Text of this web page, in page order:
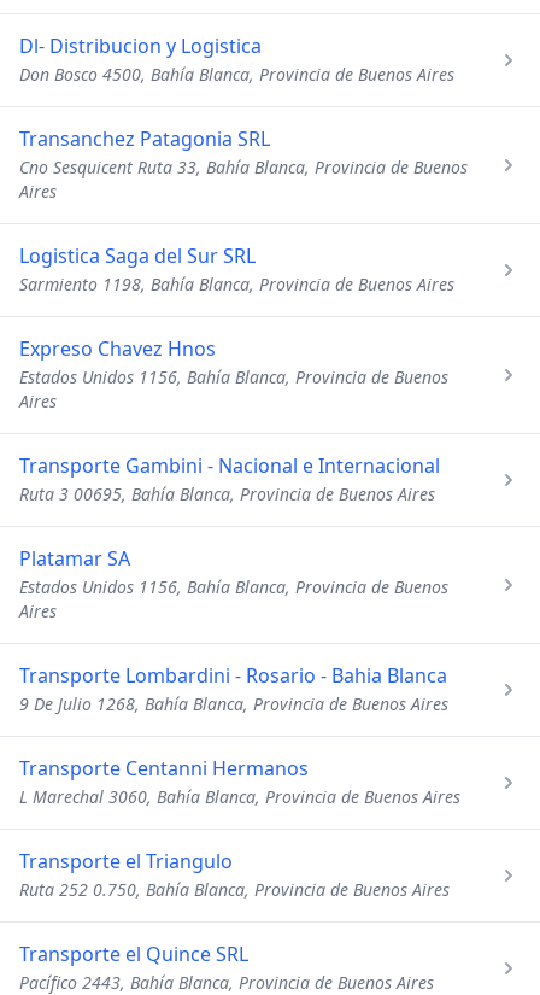
Dl- Distribucion y Logistica
Don Bosco 4500, Bahía Blanca, Provincia de Buenos Aires
Transanchez Patagonia SRL
Cno Sesquicent Ruta 33, Bahía Blanca, Provincia de Buenos
Aires
Logistica Saga del Sur SRL
Sarmiento 1198, Bahía Blanca, Provincia de Buenos Aires
Expreso Chavez Hnos
Estados Unidos 1156, Bahía Blanca, Provincia de Buenos
Aires
Transporte Gambini - Nacional e Internacional
Ruta 3 00695, Bahía Blanca, Provincia de Buenos Aires
Platamar SA
Estados Unidos 1156, Bahía Blanca, Provincia de Buenos
Aires
Transporte Lombardini - Rosario - Bahia Blanca
9 De Julio 1268, Bahía Blanca, Provincia de Buenos Aires
Transporte Centanni Hermanos
L Marechal 3060, Bahía Blanca, Provincia de Buenos Aires
Transporte el Triangulo
Ruta 252 0.750, Bahía Blanca, Provincia de Buenos Aires
Transporte el Quince SRL
Pacífico 2443, Bahía Blanca, Provincia de Buenos Aires